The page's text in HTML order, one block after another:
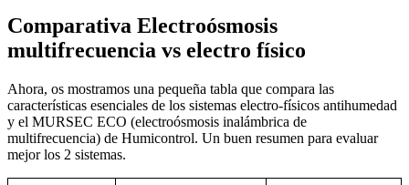
Comparativa Electroósmosis
multifrecuencia vs electro físico
Ahora, os mostramos una pequeña tabla que compara las
características esenciales de los sistemas electro-físicos antihumedad
y el MURSEC ECO (electroósmosis inalámbrica de
multifrecuencia) de Humicontrol. Un buen resumen para evaluar
mejor los 2 sistemas.